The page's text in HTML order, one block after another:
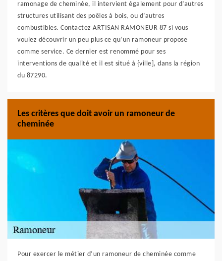
ramonage de cheminée, il intervient également pour d’autres
structures utilisant des poêles à bois, ou d’autres
combustibles. Contactez ARTISAN RAMONEUR 87 si vous
voulez découvrir un peu plus ce qu’un ramoneur propose
comme service. Ce dernier est renommé pour ses
interventions de qualité et il est situé à {ville], dans la région
du 87290.
Les critères que doit avoir un ramoneur de
cheminée
Pour exercer le métier d’un ramoneur de cheminée comme